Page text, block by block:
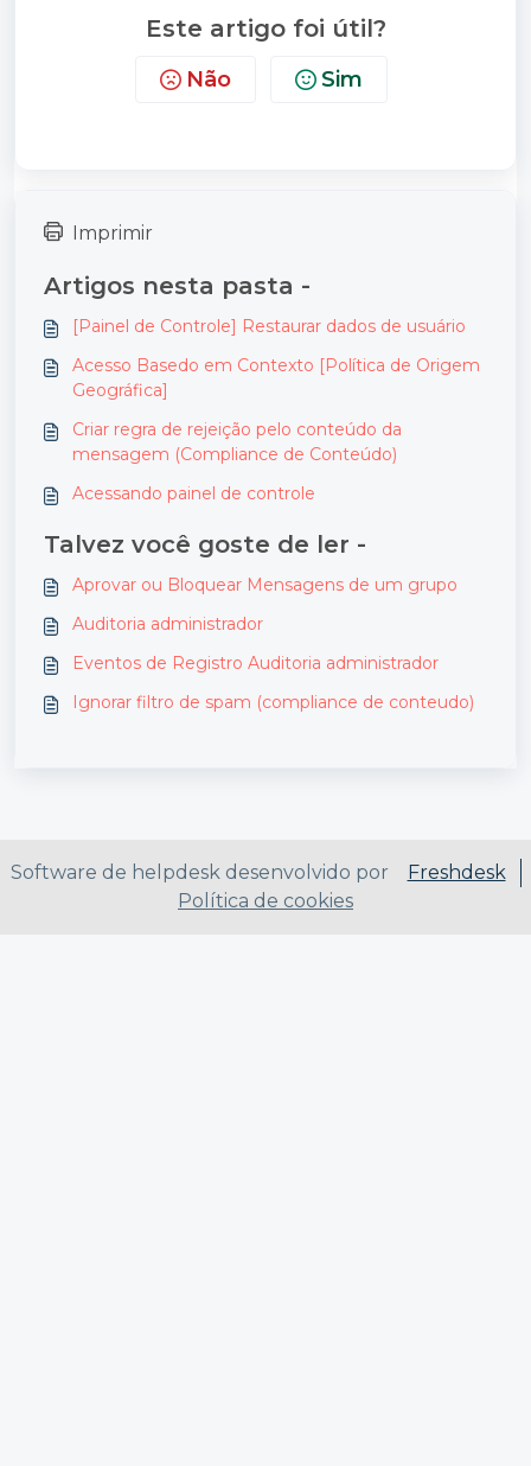
Este artigo foi útil?
Não Sim
Imprimir
Artigos nesta pasta -
[Painel de Controle] Restaurar dados de usuário
Acesso Basedo em Contexto [Política de Origem
Geográfica]
Criar regra de rejeição pelo conteúdo da
mensagem (Compliance de Conteúdo)
Acessando painel de controle
Talvez você goste de ler -
Aprovar ou Bloquear Mensagens de um grupo
Auditoria administrador
Eventos de Registro Auditoria administrador
Ignorar filtro de spam (compliance de conteudo)
Software de helpdesk desenvolvido por
Freshdesk
Política de cookies